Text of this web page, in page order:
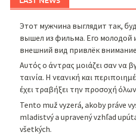
Этот мужчина выглядит так,
вышел из фильма. Его молодой
внешний вид привлёк внимание
Αυτός ο άντρας μοιάζει σαν να
ταινία. Η νεανική και
έχει τραβήξει την προσοχή
Tento muž vyzerá, akoby práve
mladistvý a upravený vzhľad
všetkých.